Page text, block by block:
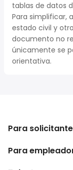
tablas de datos
Para simplificar,
estado civil y
documento no
únicamente se
orientativa.
Para
Buscador de
Para